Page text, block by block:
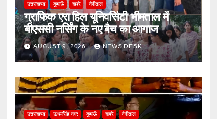
उत्तराखण्ड कुमाऊँ खबरे नैनीताल
ग्राफिक एरा हिल यूनिवर्सिटी भीमताल में
बीएससी नर्सिंग के नए बैच का आगाज
AUGUST 9, 2026 NEWS DESK
उत्तराखण्ड ऊधमसिंह नगर कुमाऊँ खबरे नैनीताल